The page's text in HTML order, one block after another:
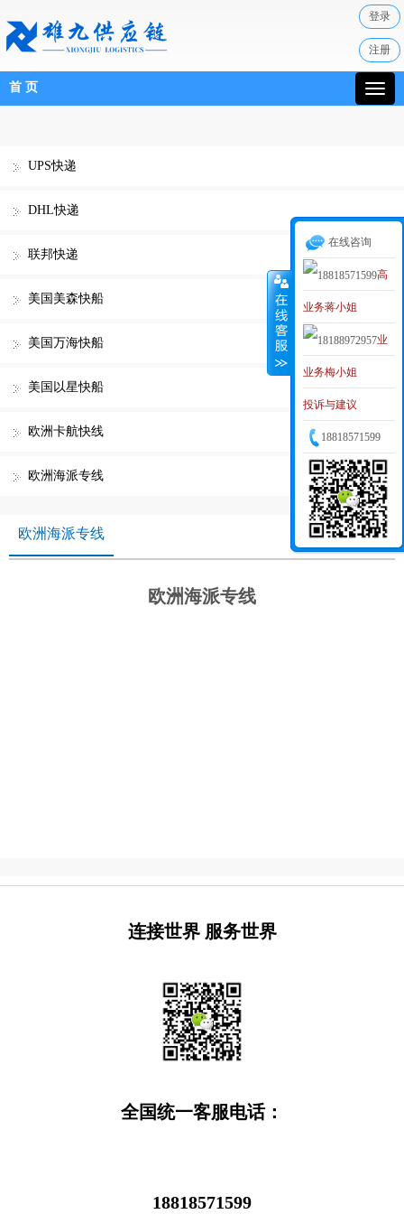
首 页
登录
注册
UPS快递
DHL快递
联邦快递
美国美森快船
美国万海快船
美国以星快船
欧洲卡航快线
欧洲海派专线
欧洲海派专线
欧洲海派专线
连接世界 服务世界
全国统一客服电话：
18818571599
在线咨询
高
级业务经理
MAKER
业务蒋小姐
业
务李小姐
业务梅小姐
投诉与建议
18818571599